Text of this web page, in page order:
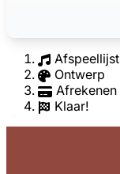
Afspeellijst
Ontwerp
Afrekenen
Klaar!